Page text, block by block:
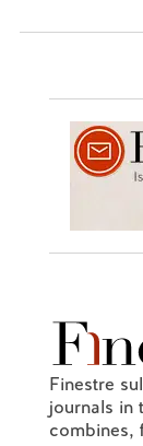
Finestre
journals in
combines,